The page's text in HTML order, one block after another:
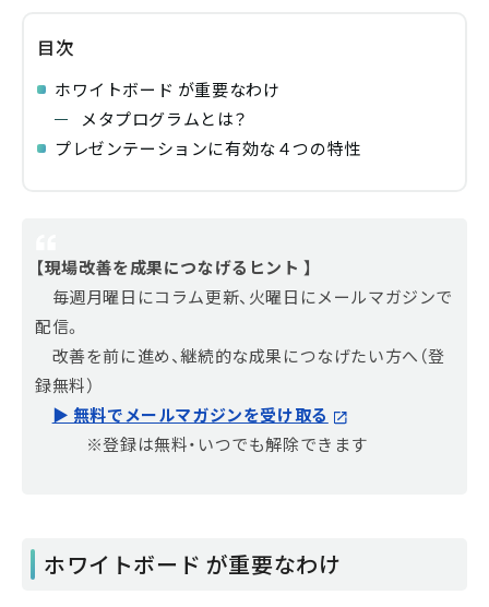
目次
ホワイトボード が重要なわけ
メタプログラムとは？
プレゼンテーションに有効な４つの特性
【現場改善を成果につなげるヒント 】
毎週月曜日にコラム更新、火曜日にメールマガジンで
配信。
改善を前に進め、継続的な成果につなげたい方へ（登
録無料）
▶ 無料でメールマガジンを受け取る
※登録は無料・いつでも解除できます
ホワイトボード が重要なわけ